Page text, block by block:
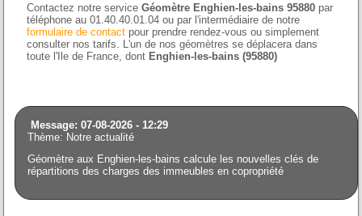
Contactez notre serviceGéomètre Enghien-les-bains 95880 par
téléphone au 01.40.40.01.04 ou par l'intermédiaire de notre
formulaire de contact pour prendre rendez-vous ou simplement
consulter nos tarifs. L'un de nos géomètres se déplacera dans
toute l'Ile de France, dont Enghien-les-bains (95880)
Message: 07-08-2026 - 12:29
Thème: Notre actualité
Géomètre aux Enghien-les-bains calcule les nouvelles clés de
répartitions des charges des immeubles en copropriété